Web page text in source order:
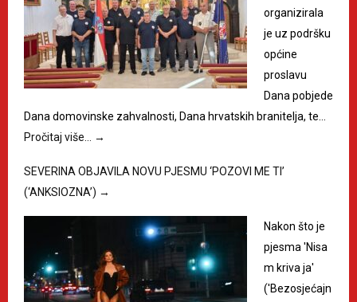
organizirala
je uz podršku
općine
proslavu
Dana pobjede
Dana domovinske zahvalnosti, Dana hrvatskih branitelja, te…
Pročitaj više… →
SEVERINA OBJAVILA NOVU PJESMU ‘POZOVI ME TI’
(‘ANKSIOZNA’) →
Nakon što je
pjesma 'Nisa
m kriva ja'
('Bezosjećajn